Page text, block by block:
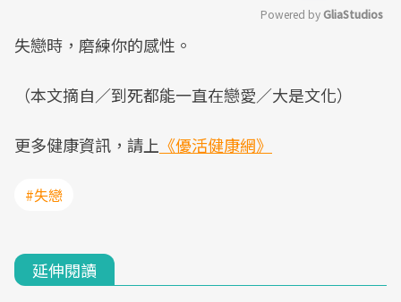
Powered by GliaStudios
失戀時，磨練你的感性。
（本文摘自／到死都能一直在戀愛／大是文化）
更多健康資訊，請上 《優活健康網》
#失戀
延伸閱讀